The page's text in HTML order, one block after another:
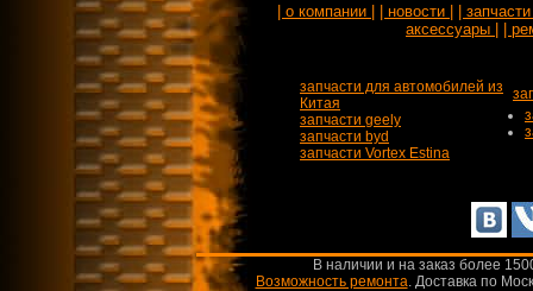
| о компании | | новости |
|
аксессуары |
|
запчасти для автомобилей из
Китая
запчасти geely
запчасти byd
запчасти Vortex Estina
В наличии и на заказ более
Возможность ремонта.Доставка по